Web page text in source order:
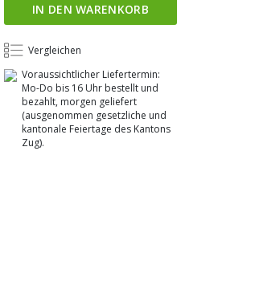
IN DEN WARENKORB
Vergleichen
Voraussichtlicher Liefertermin:
Mo-Do bis 16 Uhr bestellt und
bezahlt, morgen geliefert
(ausgenommen gesetzliche und
kantonale Feiertage des Kantons
Zug).